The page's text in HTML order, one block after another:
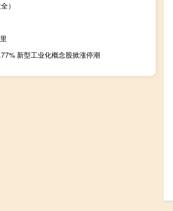
）
新型工业化概念股掀涨停潮